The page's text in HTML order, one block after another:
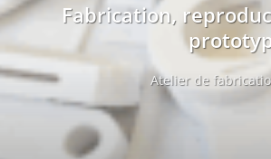
Fabrication,
Atelier de